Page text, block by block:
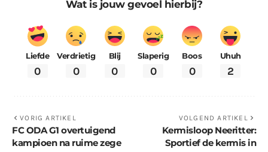
Wat is jouw gevoel hierbij?
Liefde
0
Verdrietig
0
Blij
0
Slaperig
0
Boos
0
Uhuh
2
VORIG ARTIKEL
FC ODA G1 overtuigend
kampioen na ruime zege
VOLGEND ARTIKEL
Kermisloop Neeritter:
Sportief de kermis in